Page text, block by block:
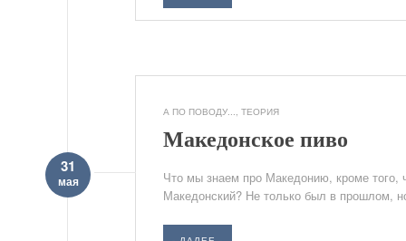
А ПО ПОВОДУ..., ТЕОРИЯ
Македонское пиво
31
мая
Что мы знаем про Македонию, кроме того,
Македонский? Не только был в прошлом,